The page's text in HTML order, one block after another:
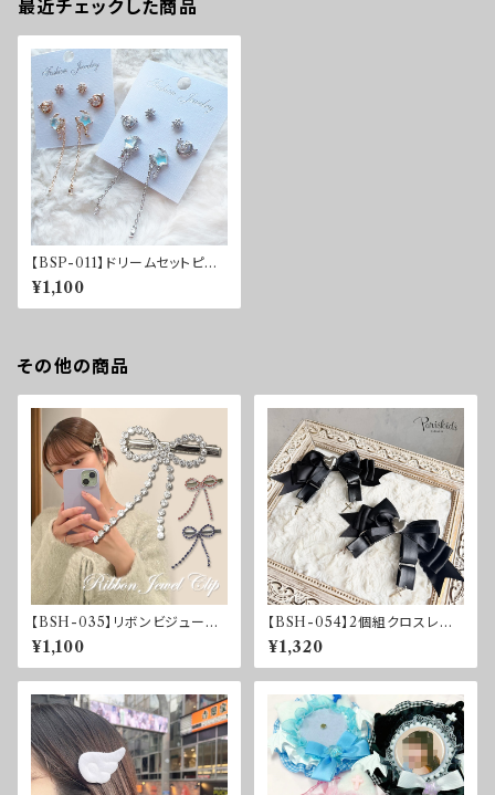
最近チェックした商品
【BSP-011】ドリームセットピア
ス
¥1,100
その他の商品
【BSH-035】リボンビジューク
リップ
¥1,100
【BSH-054】2個組クロスレザ
ーリボンクリップ
¥1,320